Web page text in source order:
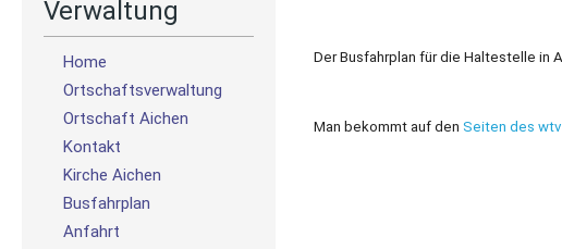
Verwaltung
Home
Ortschaftsverwaltung
Ortschaft Aichen
Kontakt
Kirche Aichen
Busfahrplan
Anfahrt
Der Busfahrplan für die Haltestelle in
Man bekommt auf den Seiten des wtv